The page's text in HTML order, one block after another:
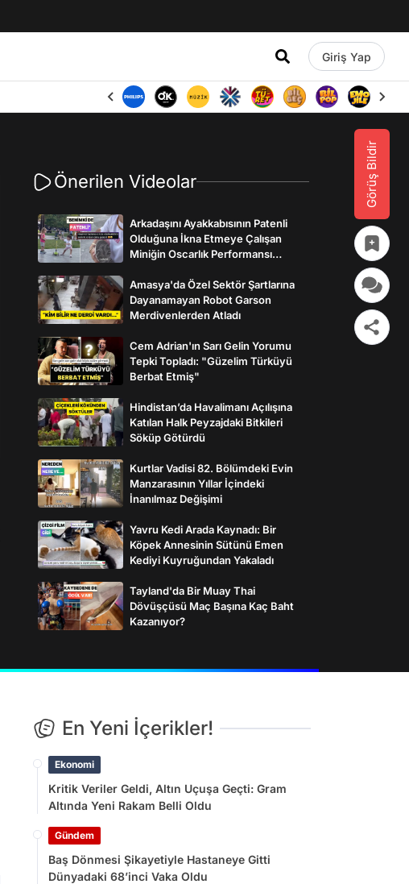
Giriş Yap
Görüş Bildir
Önerilen Videolar
Arkadaşını Ayakkabısının Patenli
Olduğuna İkna Etmeye Çalışan
Miniğin Oscarlık Performansı
Amasya'da Özel Sektör Şartlarına
Dayanamayan Robot Garson
Merdivenlerden Atladı
Cem Adrian'ın Sarı Gelin Yorumu
Tepki Topladı: "Güzelim Türküyü
Berbat Etmiş"
Hindistan’da Havalimanı Açılışına
Katılan Halk Peyzajdaki Bitkileri
Söküp Götürdü
Kurtlar Vadisi 82. Bölümdeki Evin
Manzarasının Yıllar İçindeki
İnanılmaz Değişimi
Yavru Kedi Arada Kaynadı: Bir
Köpek Annesinin Sütünü Emen
Kediyi Kuyruğundan Yakaladı
Tayland'da Bir Muay Thai
Dövüşçüsü Maç Başına Kaç Baht
Kazanıyor?
En Yeni İçerikler!
Ekonomi
Kritik Veriler Geldi, Altın Uçuşa Geçti: Gram
Altında Yeni Rakam Belli Oldu
Gündem
Baş Dönmesi Şikayetiyle Hastaneye Gitti
Dünyadaki 68’inci Vaka Oldu